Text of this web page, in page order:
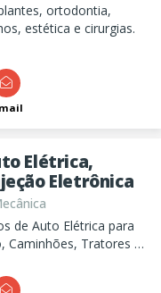
ortodontia,
estética e cirurgias.
Elétrica,
Eletrônica
de Auto Elétrica para
Caminhões, Tratores e
incluindo Motor
Alternador, Injeção